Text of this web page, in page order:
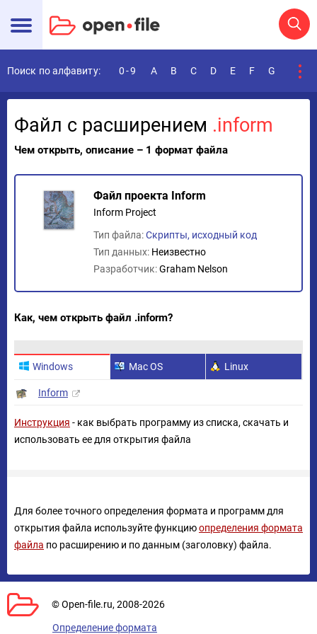
Поиск по алфавиту: 0-9 A B C D E F G
Файл с расширением .inform
Чем открыть, описание – 1 формат файла
Файл проекта Inform
Inform Project
Тип файла:Скрипты, исходный код
Тип данных: Неизвестно
Разработчик:Graham Nelson
Как, чем открыть файл .inform?
Windows Mac OS Linux
Inform
Инструкция - как выбрать программу из списка, скачать и
использовать ее для открытия файла
Для более точного определения формата и программ для
открытия файла используйте функциюопределения формата
файла по расширению и по данным (заголовку) файла.
© Open-file.ru, 2008-2026
Определение формата